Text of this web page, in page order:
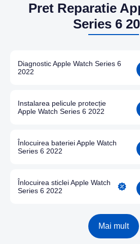
Pret Reparatie
Series 6
Diagnostic Apple Watch Series 6
2022
Instalarea pelicule protecție
Apple Watch Series 6 2022
Înlocuirea bateriei Apple Watch
Series 6 2022
Înlocuirea sticlei Apple Watch
Series 6 2022
Mai mult